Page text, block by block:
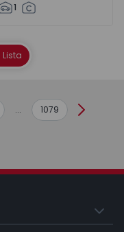
1
Lista
... 1079